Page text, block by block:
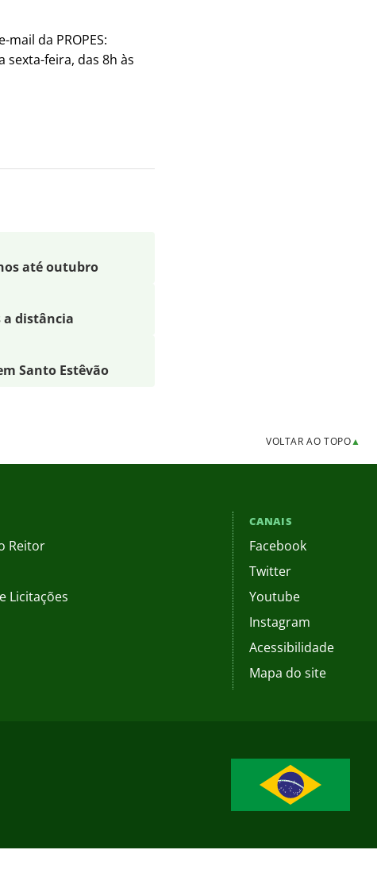
da PROPES:
sexta-feira, das 8h às
até outubro
a distância
Santo Estêvão
VOLTAR AO TOPO▲
Reitor
Licitações
CANAIS
Facebook
Twitter
Youtube
Instagram
Acessibilidade
Mapa do site